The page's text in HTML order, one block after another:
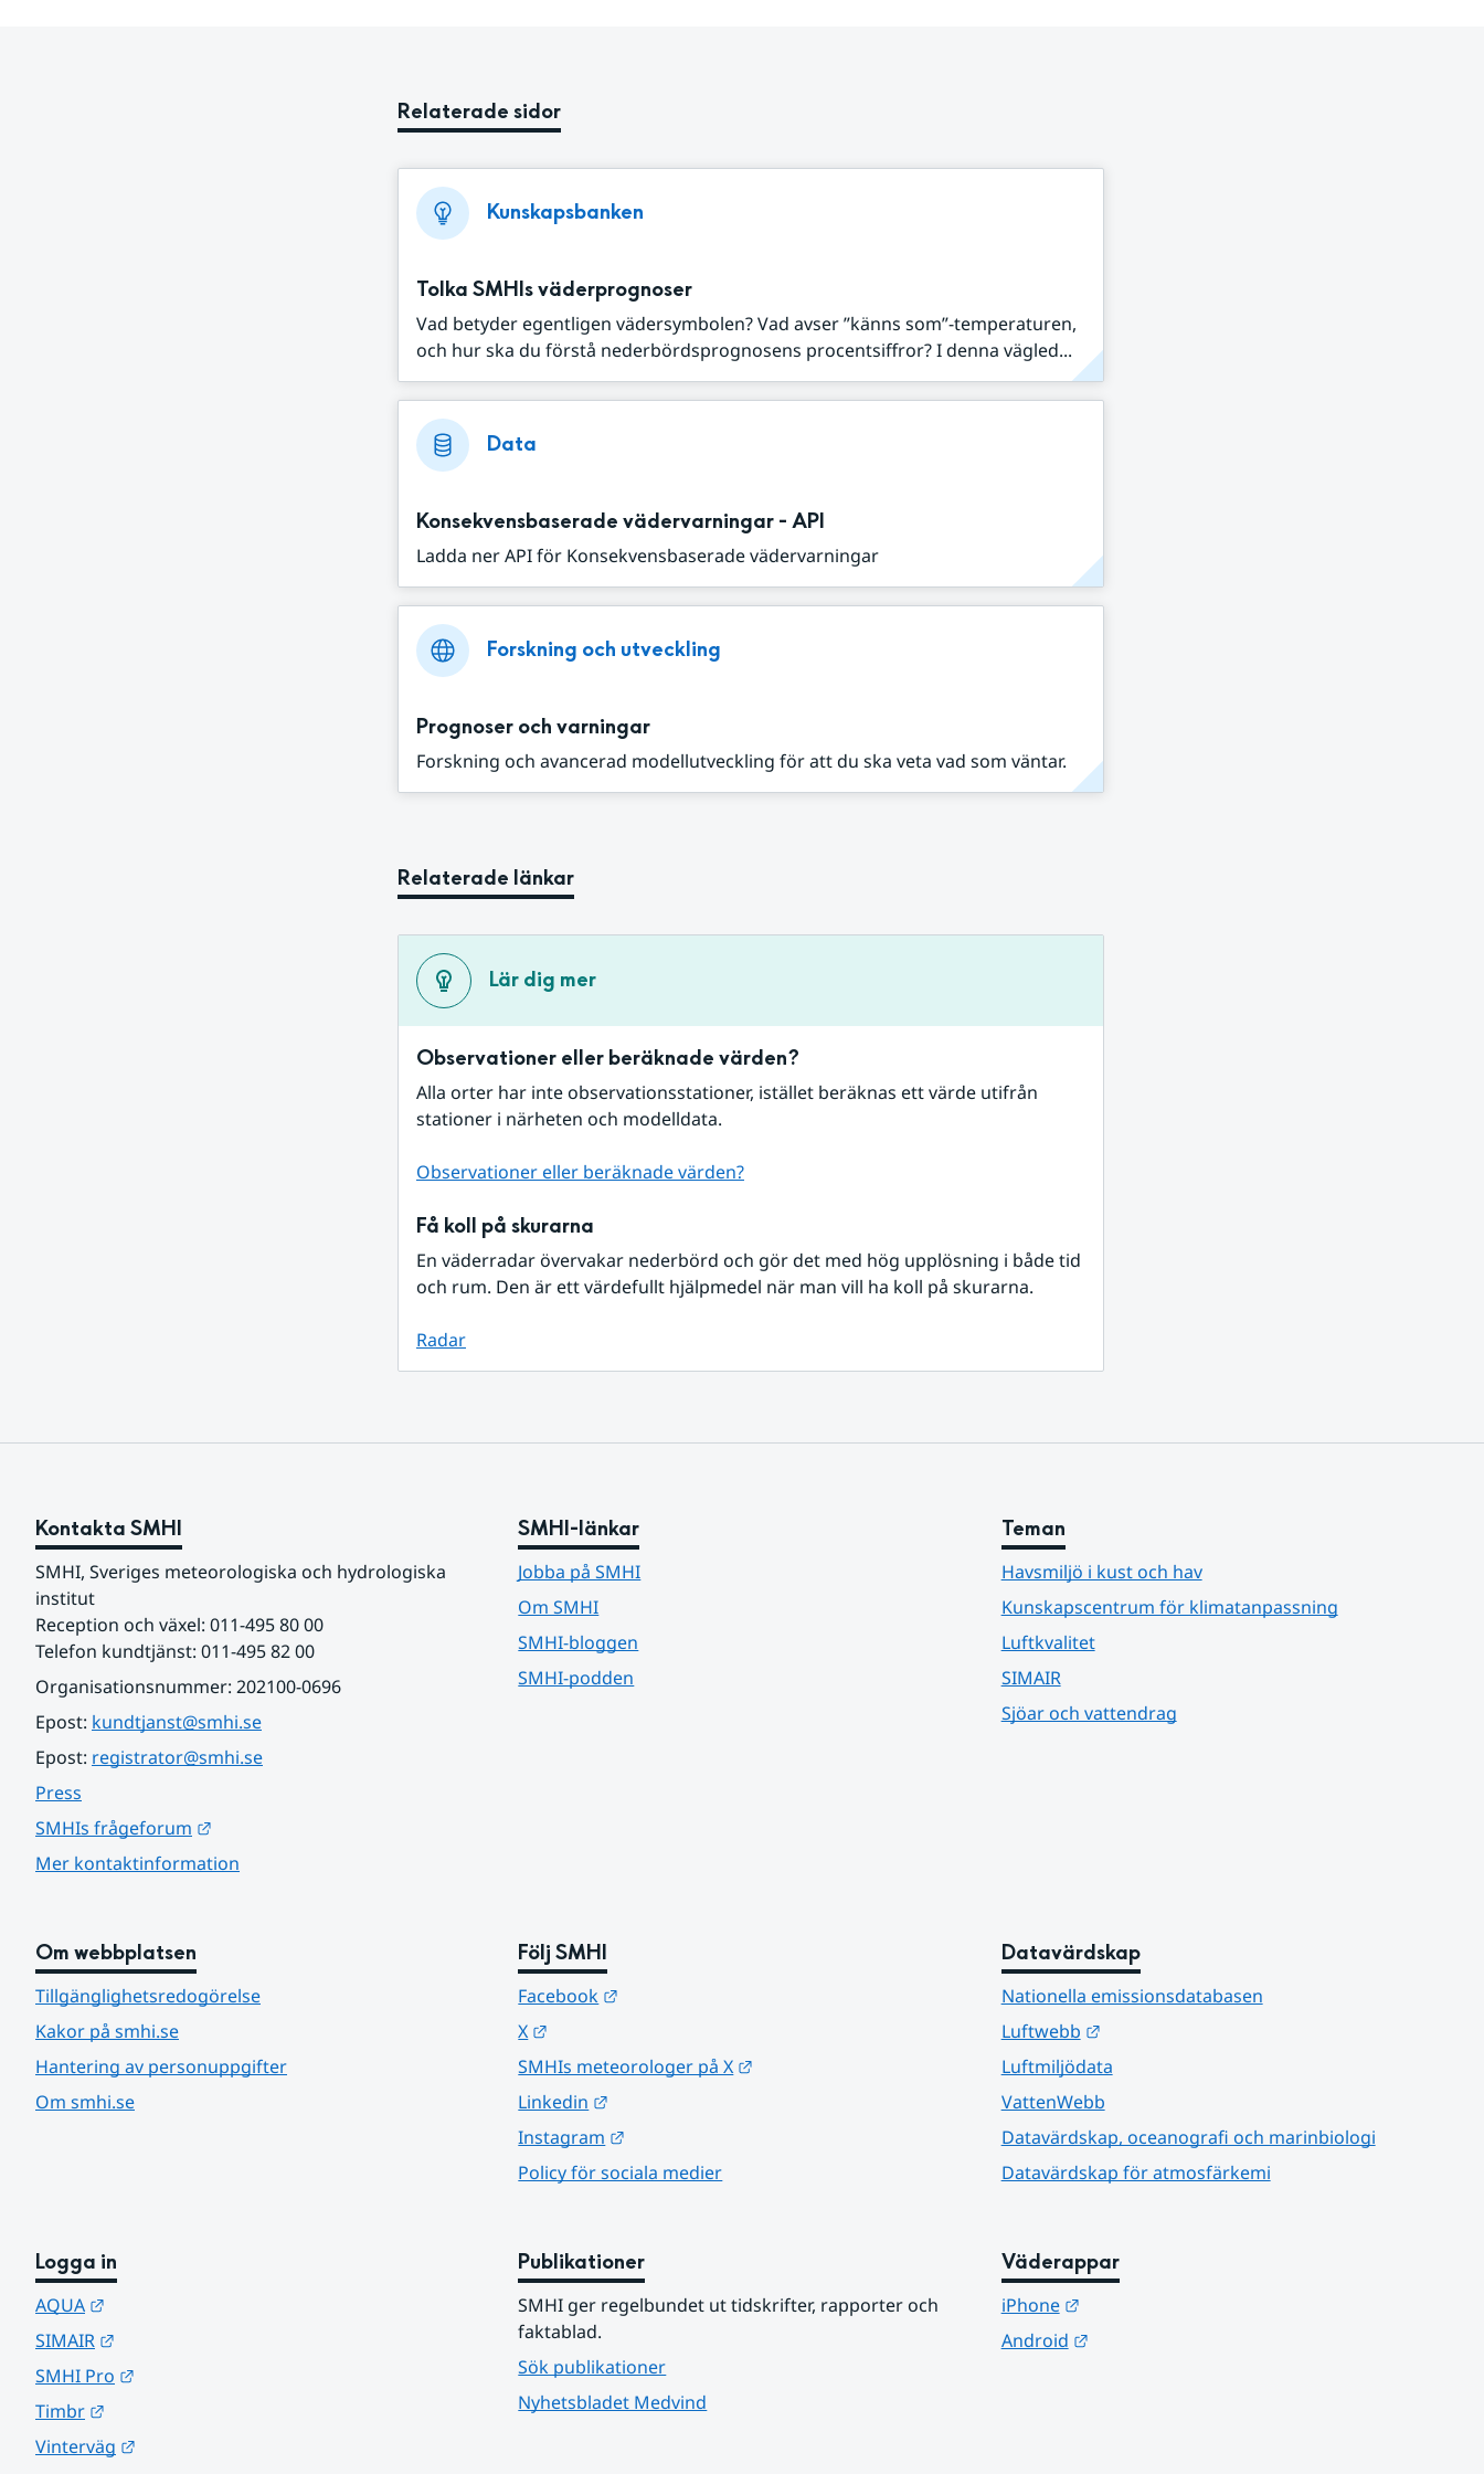
Relaterade sidor
Kunskapsbanken
Tolka SMHIs väderprognoser
Vad betyder egentligen vädersymbolen? Vad avser ”känns som”-temperaturen,
och hur ska du förstå nederbördsprognosens procentsiffror? I denna vägled...
Data
Konsekvensbaserade vädervarningar - API
Ladda ner API för Konsekvensbaserade vädervarningar
Forskning och utveckling
Prognoser och varningar
Forskning och avancerad modellutveckling för att du ska veta vad som väntar.
Relaterade länkar
Lär dig mer
Observationer eller beräknade värden?
Alla orter har inte observationsstationer, istället beräknas ett värde utifrån
stationer i närheten och modelldata.
Observationer eller beräknade värden?
Få koll på skurarna
En väderradar övervakar nederbörd och gör det med hög upplösning i både tid
och rum. Den är ett värdefullt hjälpmedel när man vill ha koll på skurarna.
Radar
Kontakta SMHI
SMHI, Sveriges meteorologiska och hydrologiska
institut
Reception och växel: 011-495 80 00
Telefon kundtjänst: 011-495 82 00
Organisationsnummer: 202100-0696
Epost: kundtjanst@smhi.se
Epost: registrator@smhi.se
Press
SMHIs frågeforum
Mer kontaktinformation
SMHI-länkar
Jobba på SMHI
Om SMHI
SMHI-bloggen
SMHI-podden
Teman
Havsmiljö i kust och hav
Kunskapscentrum för klimatanpassning
Luftkvalitet
SIMAIR
Sjöar och vattendrag
Om webbplatsen
Tillgänglighetsredogörelse
Kakor på smhi.se
Hantering av personuppgifter
Om smhi.se
Följ SMHI
Facebook
X
SMHIs meteorologer på X
Linkedin
Instagram
Policy för sociala medier
Datavärdskap
Nationella emissionsdatabasen
Luftwebb
Länk till annan webbplats.
Luftmiljödata
VattenWebb
Datavärdskap, oceanografi och marinbiologi
Datavärdskap för atmosfärkemi
Logga in
AQUA
SIMAIR
SMHI Pro
Timbr
Vinterväg
Publikationer
SMHI ger regelbundet ut tidskrifter, rapporter och
faktablad.
Sök publikationer
Nyhetsbladet Medvind
Väderappar
iPhone
Länk till annan webbplats.
Android
Länk till annan webbplats.